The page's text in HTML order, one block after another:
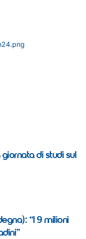
di studi sul
“I 9 milioni